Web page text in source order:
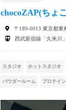
chocoZAP(ちょ
〒189-0013 東京都東
西武新宿線「久米川
スタジオ ホットスタジオ
パウダールーム プロテイ